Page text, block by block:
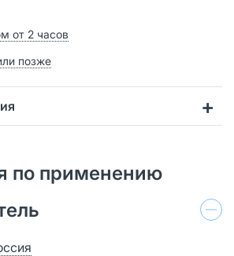
от 2 часов
позже
по применению